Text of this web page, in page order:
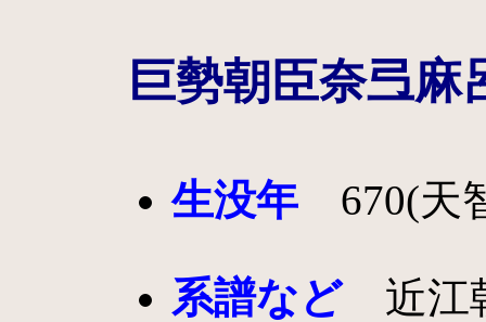
巨勢朝臣奈弖麻
生没年670(天
系譜など近江